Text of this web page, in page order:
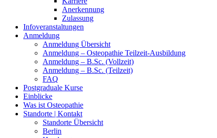
Anerkennung
Zulassung
Infoveranstaltungen
Anmeldung
Anmeldung Übersicht
Anmeldung – Osteopathie Teilzeit-Ausbildung
Anmeldung – B.Sc. (Vollzeit)
Anmeldung – B.Sc. (Teilzeit)
FAQ
Postgraduale Kurse
Einblicke
Was ist Osteopathie
Standorte | Kontakt
Standorte Übersicht
Berlin